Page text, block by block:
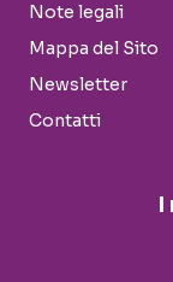
Note legali
Mappa del Sito
Newsletter
Contatti
I